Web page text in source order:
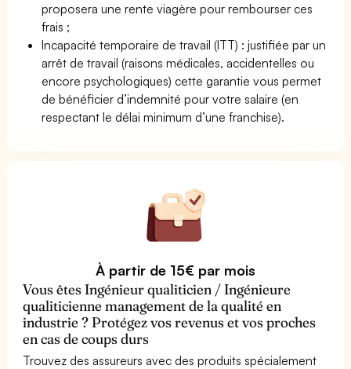
proposera une rente viagère pour rembourser ces
frais ;
Incapacité temporaire de travail (ITT) : justifiée par un
arrêt de travail (raisons médicales, accidentelles ou
encore psychologiques) cette garantie vous permet
de bénéficier d’indemnité pour votre salaire (en
respectant le délai minimum d’une franchise).
À partir de 15€ par mois
Vous êtes Ingénieur qualiticien / Ingénieure
qualiticienne management de la qualité en
industrie ? Protégez vos revenus et vos proches
en cas de coups durs
Trouvez des assureurs avec des produits spécialement